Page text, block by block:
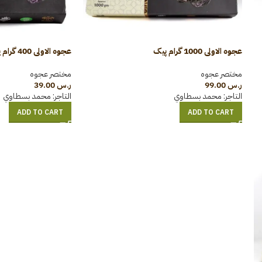
عجوہ الاولی 1000 گرام پیک
مختصر عجوہ
ر.س99.00
التاجر: محمد بسطاوي
ADD TO CART
عجوہ الاولی 400 گرام پیک
مختصر عجوہ
ر.س39.00
التاجر: محمد بسطاوي
ADD TO CART